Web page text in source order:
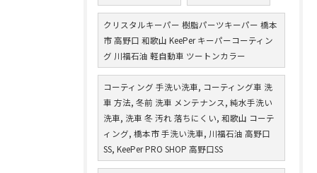
クリスタルキーパー 樹脂パーツキーパー 橋本
市 高野口 和歌山 KeePer キーパーコーティン
グ 川福石油 軽自動車 ツートンカラー
コーティング 手洗い洗車, コーティング車 洗
車 方法, 冬前 洗車 メンテナンス, 純水手洗い
洗車, 洗車 冬 汚れ 落ちにくい, 和歌山 コーテ
ィング, 橋本市 手洗い洗車, 川福石油 高野口
SS, KeePer PRO SHOP 高野口SS